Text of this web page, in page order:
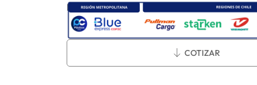
Métodos de envío:
COTIZAR